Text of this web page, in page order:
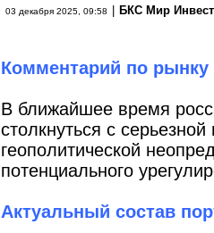
03 декабря 2025, 09:58 БКС Мир
Комментарий по рынку
В ближайшее время
столкнуться с
геополитической
потенциального
Актуальный состав